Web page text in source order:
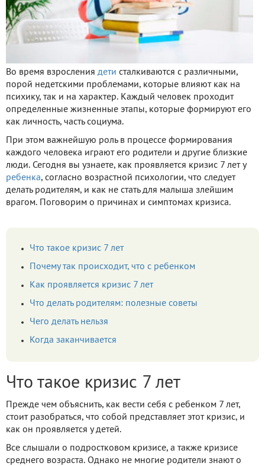
Во время взросления дети сталкиваются с различными,
порой недетскими проблемами, которые влияют как на
психику, так и на характер. Каждый человек проходит
определенные жизненные этапы, которые формируют его
как личность, часть социума.
При этом важнейшую роль в процессе формирования
каждого человека играют его родители и другие близкие
люди. Сегодня вы узнаете, как проявляется кризис 7 лет у
ребенка, согласно возрастной психологии, что следует
делать родителям, и как не стать для малыша злейшим
врагом. Поговорим о причинах и симптомах кризиса.
Что такое кризис 7 лет
Почему так происходит, что с ребенком
Как проявляется кризис 7 лет
Что делать родителям: полезные советы
Чего делать нельзя
Когда заканчивается
Что такое кризис 7 лет
Прежде чем объяснить, как вести себя с ребенком 7 лет,
стоит разобраться, что собой представляет этот кризис, и
как он проявляется у детей.
Все слышали о подростковом кризисе, а также кризисе
среднего возраста. Однако не многие родители знают о